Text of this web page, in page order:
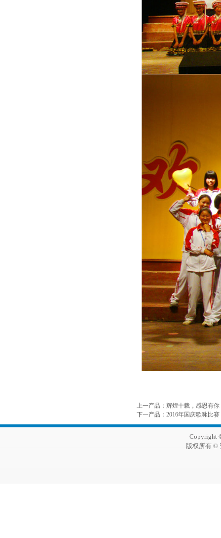
上一产品 ： 辉煌十载，感恩有你
下一产品 ： 2016年国庆歌咏比赛
Copyright
版权所有 ©